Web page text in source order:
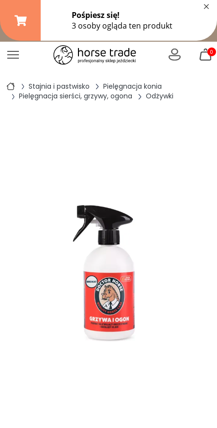
Darmowa dostawa od149,99 zł
299 złpozostałe formy wysyłki
×
0
Stajnia i pastwisko
Pielęgnacja konia
Pielęgnacja sierści, grzywy, ogona
Odżywki